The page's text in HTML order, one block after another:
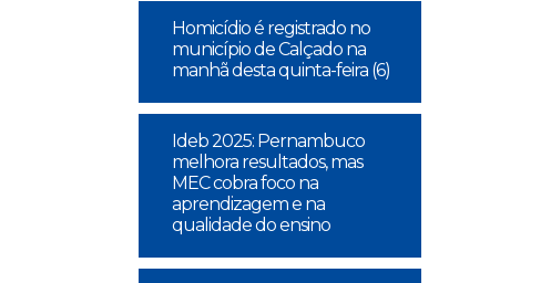
Homicídio é registrado no
município de Calçado na
manhã desta quinta-feira (6)
Ideb 2025: Pernambuco
melhora resultados, mas
MEC cobra foco na
aprendizagem e na
qualidade do ensino